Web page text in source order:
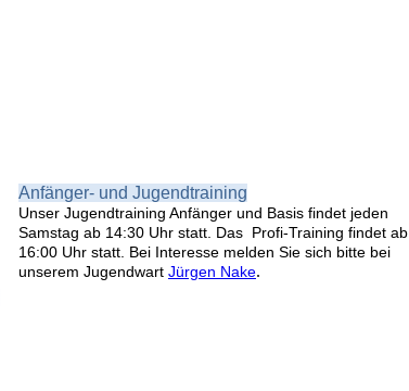
Anfänger- und Jugendtraining
Unser Jugendtraining Anfänger und Basis findet jeden
Samstag ab 14:30 Uhr statt. Das Profi-Training findet ab
16:00 Uhr statt. Bei Interesse melden Sie sich bitte bei
unserem Jugendwart Jürgen Nake.